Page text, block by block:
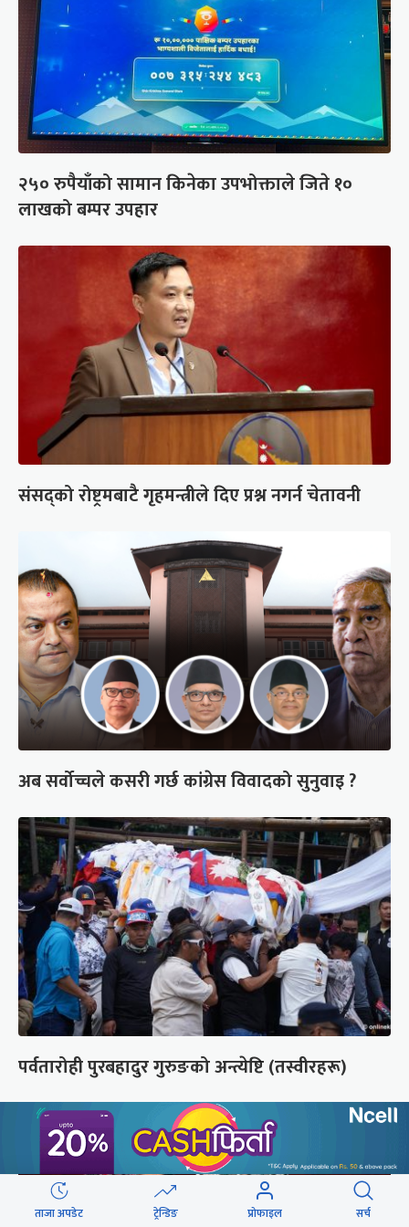
२५० रुपैयाँको सामान किनेका उपभोक्ताले जिते १०
लाखको बम्पर उपहार
संसद्को रोष्ट्रमबाटै गृहमन्त्रीले दिए प्रश्न नगर्न चेतावनी
अब सर्वोच्चले कसरी गर्छ कांग्रेस विवादको सुनुवाइ ?
पर्वतारोही पुरबहादुर गुरुङको अन्त्येष्टि (तस्वीरहरू)
ताजा अपडेट ट्रेन्डिङ प्रोफाइल सर्च